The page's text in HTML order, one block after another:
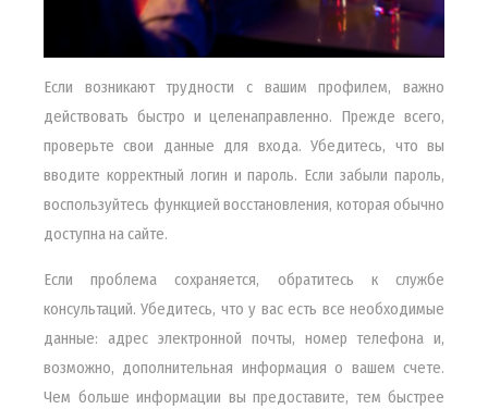
Если возникают трудности с вашим профилем, важно
действовать быстро и целенаправленно. Прежде всего,
проверьте свои данные для входа. Убедитесь, что вы
вводите корректный логин и пароль. Если забыли пароль,
воспользуйтесь функцией восстановления, которая обычно
доступна на сайте.
Если проблема сохраняется, обратитесь к службе
консультаций. Убедитесь, что у вас есть все необходимые
данные: адрес электронной почты, номер телефона и,
возможно, дополнительная информация о вашем счете.
Чем больше информации вы предоставите, тем быстрее